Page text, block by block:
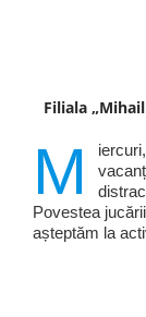
Filiala
M
Povestea
așteptăm la